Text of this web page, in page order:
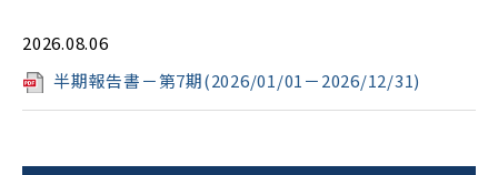
2026.08.06
半期報告書－第7期(2026/01/01－2026/12/31)